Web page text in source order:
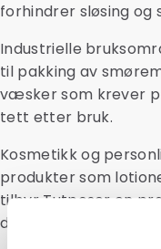
forhindrer sløsing
Industrielle
til pakking av
væsker som krever
tett etter bruk.
Kosmetikk og
produkter som
tilbyr Tutposer en
de kan gjenlukkes